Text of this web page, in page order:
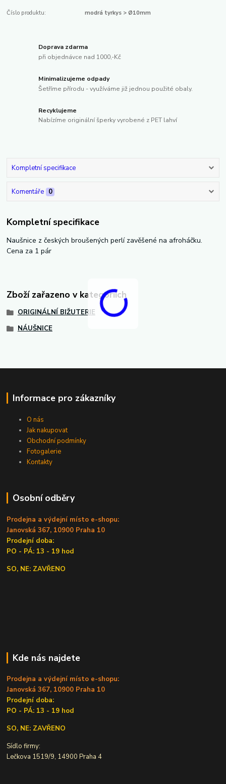
Číslo produktu: modrá tyrkys > Ø10mm
Doprava zdarma
při objednávce nad 1000,-Kč
Minimalizujeme odpady
Šetříme přírodu - využíváme již jednou použité obaly.
Recyklujeme
Nabízíme originální šperky vyrobené z PET lahví
Kompletní specifikace
Komentáře 0
Kompletní specifikace
Naušnice z českých broušených perlí zavěšené na afroháčku.
Cena za 1 pár
Zboží zařazeno v kategoriích
ORIGINÁLNÍ BIŽUTERIE
NÁUŠNICE
Informace pro zákazníky
O nás
Jak nakupovat
Obchodní podmínky
Fotogalerie
Kontakty
Osobní odběry
Prodejna a výdejní místo e-shopu:
Janovská 367, 10900 Praha 10
Prodejní doba:
PO - PÁ: 13 - 19 hod
SO, NE: ZAVŘENO
Kde nás najdete
Prodejna a výdejní místo e-shopu:
Janovská 367, 10900 Praha 10
Prodejní doba:
PO - PÁ: 13 - 19 hod
SO, NE: ZAVŘENO
Sídlo firmy:
Lečkova 1519/9, 14900 Praha 4